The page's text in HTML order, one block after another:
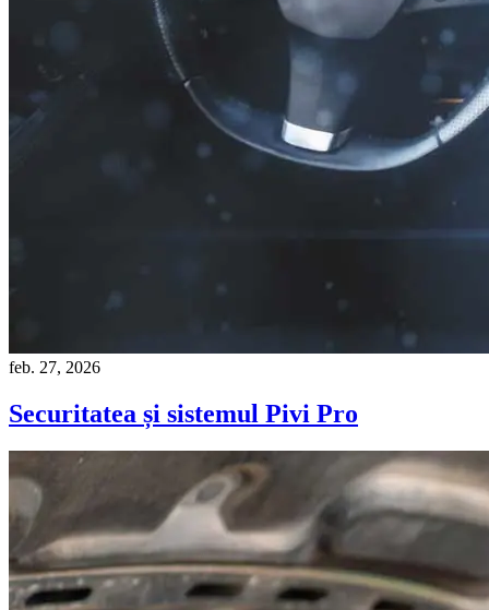
feb. 27, 2026
Securitatea și sistemul Pivi Pro